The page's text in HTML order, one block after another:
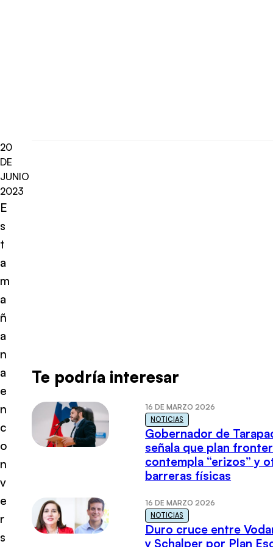
20
DE
JUNIO
2023
E
s
t
a
m
a
ñ
a
n
a
e
n
c
o
n
v
e
r
s
Te podría interesar
16 DE MARZO 2026
NOTICIAS
Gobernador de
señala que plan
contempla “erizos” y
barreras físicas
16 DE MARZO 2026
NOTICIAS
Duro cruce entre
y Schalper por Plan